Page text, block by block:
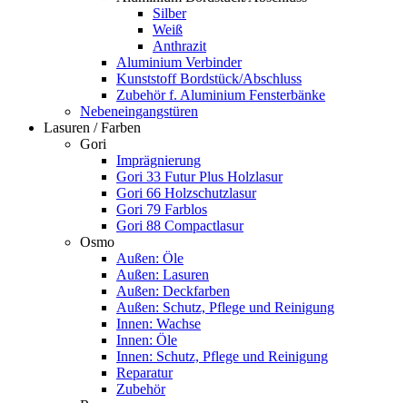
Silber
Weiß
Anthrazit
Aluminium Verbinder
Kunststoff Bordstück/Abschluss
Zubehör f. Aluminium Fensterbänke
Nebeneingangstüren
Lasuren / Farben
Gori
Imprägnierung
Gori 33 Futur Plus Holzlasur
Gori 66 Holzschutzlasur
Gori 79 Farblos
Gori 88 Compactlasur
Osmo
Außen: Öle
Außen: Lasuren
Außen: Deckfarben
Außen: Schutz, Pflege und Reinigung
Innen: Wachse
Innen: Öle
Innen: Schutz, Pflege und Reinigung
Reparatur
Zubehör